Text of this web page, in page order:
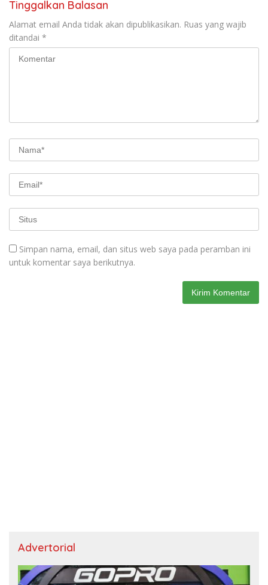
Tinggalkan Balasan
Alamat email Anda tidak akan dipublikasikan. Ruas yang wajib
ditandai *
Simpan nama, email, dan situs web saya pada peramban ini
untuk komentar saya berikutnya.
Advertorial